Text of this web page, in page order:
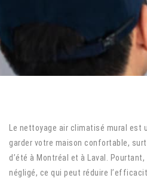
Le nettoyage air climatisé mural est
garder votre maison confortable,
d’été à Montréal et à Laval.
négligé, ce qui peut réduire